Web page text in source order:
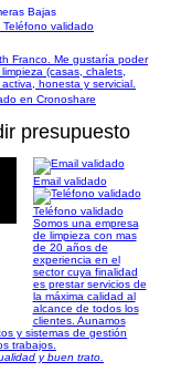
Bajas
Teléfono validado
Franco. Me gustaría poder
(casas, chalets,
honesta y servicial.
en Cronoshare
presupuesto
Email validado
Teléfono validado
Somos una empresa
de limpieza con mas
de 20 años de
experiencia en el
sector cuya finalidad
es prestar servicios de
la máxima calidad al
alcance de todos los
clientes. Aunamos
y sistemas de gestión
trabajos.
y buen trato.